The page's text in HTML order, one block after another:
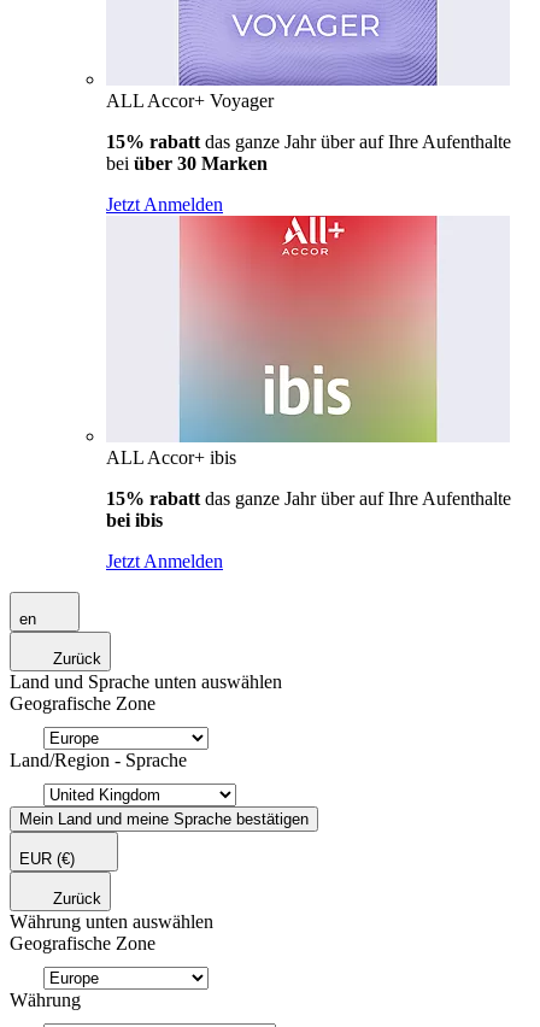
ALL Accor+ Voyager
15% rabatt das ganze Jahr über auf Ihre Aufenthalte
bei über 30 Marken
Jetzt Anmelden
ALL Accor+ ibis
15% rabatt das ganze Jahr über auf Ihre Aufenthalte
bei ibis
Jetzt Anmelden
en
Zurück
Land und Sprache unten auswählen
Geografische Zone
Land/Region - Sprache
Mein Land und meine Sprache bestätigen
EUR (€)
Zurück
Währung unten auswählen
Geografische Zone
Währung